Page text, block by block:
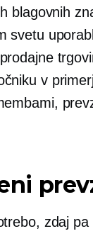
blagovnih
svetu
v
zdaj